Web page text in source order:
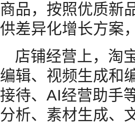
商品，按照优质新
供差异化增长方案
店铺经营上，淘
编辑、视频生成和
接待、AI经营助手
分析、素材生成、